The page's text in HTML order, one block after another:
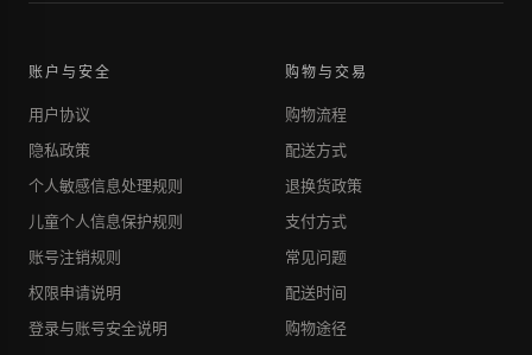
账户与安全
用户协议
隐私政策
个人敏感信息处理规则
儿童个人信息保护规则
账号注销规则
权限申请说明
登录与账号安全说明
购物与交易
购物流程
配送方式
退换货政策
支付方式
常见问题
配送时间
购物途径